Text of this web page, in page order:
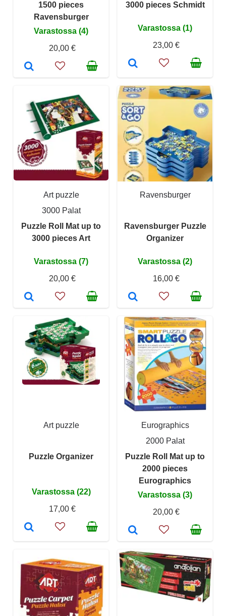
1500 pieces
Ravensburger
Varastossa (4)
20,00 €
3000 pieces Schmidt
Varastossa (1)
23,00 €
Art puzzle
3000 Palat
Puzzle Roll Mat up to
3000 pieces Art
Varastossa (7)
20,00 €
Ravensburger
Ravensburger Puzzle
Organizer
Varastossa (2)
16,00 €
Art puzzle
Puzzle Organizer
Varastossa (22)
17,00 €
Eurographics
2000 Palat
Puzzle Roll Mat up to
2000 pieces
Eurographics
Varastossa (3)
20,00 €